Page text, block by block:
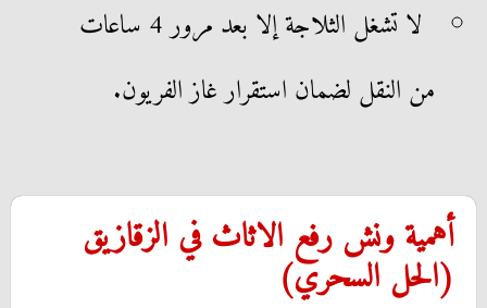
لا تشغل الثلاجة إلا بعد مرور 4 ساعات
من النقل لضمان استقرار غاز الفريون.
أهمية ونش رفع الاثاث في الزقازيق
(الحل السحري)